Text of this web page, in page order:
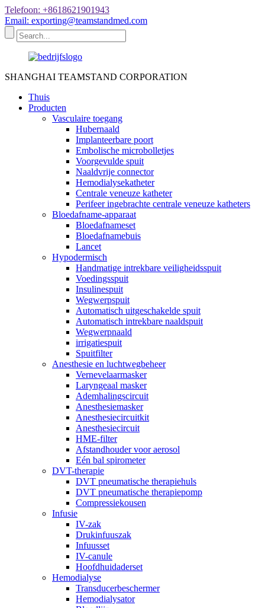
Telefoon: +8618621901943
Email: exporting@teamstandmed.com
SHANGHAI TEAMSTAND CORPORATION
Thuis
Producten
Vasculaire toegang
Hubernaald
Implanteerbare poort
Embolische microbolletjes
Voorgevulde spuit
Naaldvrije connector
Hemodialysekatheter
Centrale veneuze katheter
Perifeer ingebrachte centrale veneuze katheters
Bloedafname-apparaat
Bloedafnameset
Bloedafnamebuis
Lancet
Hypodermisch
Handmatige intrekbare veiligheidsspuit
Voedingsspuit
Insulinespuit
Wegwerpspuit
Automatisch uitgeschakelde spuit
Automatisch intrekbare naaldspuit
Wegwerpnaald
irrigatiespuit
Spuitfilter
Anesthesie en luchtwegbeheer
Vernevelaarmasker
Laryngeaal masker
Ademhalingscircuit
Anesthesiemasker
Anesthesiecircuitkit
Anesthesiecircuit
HME-filter
Afstandhouder voor aerosol
Eén bal spirometer
DVT-therapie
DVT pneumatische therapiehuls
DVT pneumatische therapiepomp
Compressiekousen
Infusie
IV-zak
Drukinfuuszak
Infuusset
IV-canule
Hoofdhuidaderset
Hemodialyse
Transducerbeschermer
Hemodialysator